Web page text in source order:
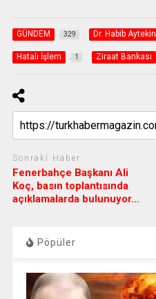
GÜNDEM 329 Dr. Habib Aytekin
Hatalı İşlem 1 Ziraat Bankası
Sonraki Haber
Fenerbahçe Başkanı Ali
Koç, basın toplantısında
açıklamalarda bulunuyor…
Pöpüler